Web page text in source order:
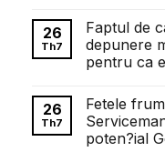
Довженка
у
розвиток
українського
bình
luận
ở
Понимание
ставкам
в
1win
казино:
полный
26
Th7
Faptul de
depunere
pentru ca
bình
luận
ở
Faptul
26
Th7
Fetele
poten?ial